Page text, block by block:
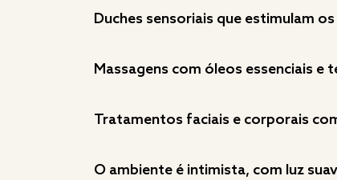
Duches sensoriais que estimulam
Massagens com óleos essenciais e
Tratamentos faciais e corporais
O ambiente é intimista, com luz